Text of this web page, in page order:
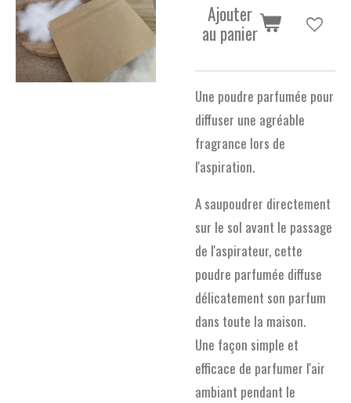
Ajouter
au panier
Une poudre parfumée pour
diffuser une agréable
fragrance lors de
l'aspiration.
A saupoudrer directement
sur le sol avant le passage
de l'aspirateur, cette
poudre parfumée diffuse
délicatement son parfum
dans toute la maison.
Une façon simple et
efficace de parfumer l'air
ambiant pendant le